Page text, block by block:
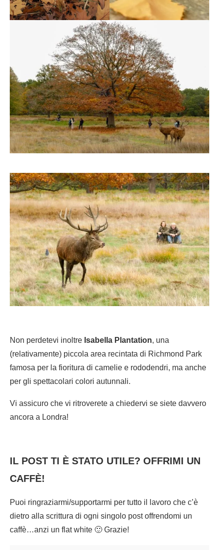
Non perdetevi inoltre Isabella Plantation, una
(relativamente) piccola area recintata di Richmond Park
famosa per la fioritura di camelie e rododendri, ma anche
per gli spettacolari colori autunnali.
Vi assicuro che vi ritroverete a chiedervi se siete davvero
ancora a Londra!
IL POST TI È STATO UTILE? OFFRIMI UN
CAFFÈ!
Puoi ringraziarmi/supportarmi per tutto il lavoro che c’è
dietro alla scrittura di ogni singolo post offrendomi un
caffè…anzi un flat white 🙂 Grazie!